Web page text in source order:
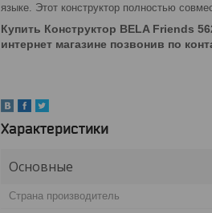
языке. Этот конструктор полностью
Купить Конструктор BELA Friends
интернет магазине позвонив по
Характеристики
Основные
Страна производитель